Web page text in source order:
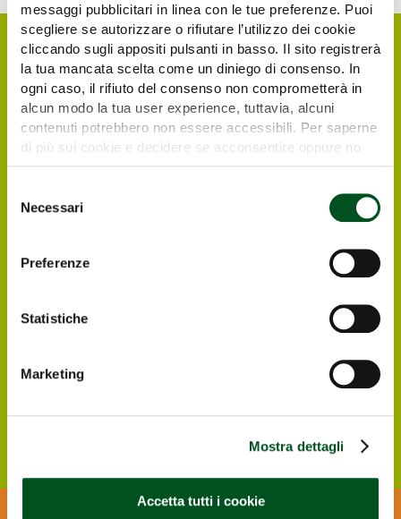
messaggi pubblicitari in linea con le tue preferenze. Puoi
scegliere se autorizzare o rifiutare l’utilizzo dei cookie
cliccando sugli appositi pulsanti in basso. Il sito registrerà
la tua mancata scelta come un diniego di consenso. In
ogni caso, il rifiuto del consenso non comprometterà in
alcun modo la tua user experience, tuttavia, alcuni
contenuti potrebbero non essere accessibili. Per saperne
di più sui cookie e decidere se acconsentire oppure no
delNecessari
Preferenze
Statistiche
Marketing
Mostra dettagli
Accetta tutti i cookie
Request your free e-
ticket
interested in visiting Agrilevante by Eima 2025
receive at their email address the free e-
ticket to enter the Exhibition.
Register ONLINE
Download the Agrilevante APP